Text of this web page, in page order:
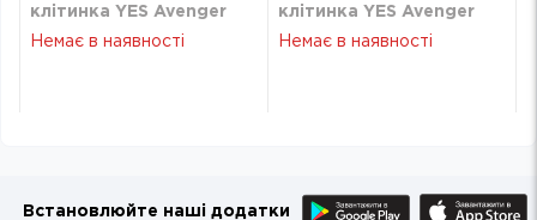
клітинка YES Avenger
765068
Немає в наявності
клітинка YES Avenger
765068
Немає в наявності
Встановлюйте наші додатки